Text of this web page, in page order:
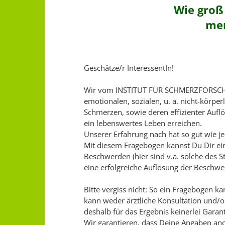
Wie
Geschätze/r InteressentIn!
Wir vom INSTITUT FÜR
emotionalen, sozialen, u. a. nicht-
Schmerzen, sowie deren effizienter
ein lebenswertes Leben erreichen.
Unserer Erfahrung nach hat so gut wie
Mit diesem Fragebogen kannst Du Dir
Beschwerden (hier sind v.a. solche des
eine erfolgreiche Auflösung der
Bitte vergiss nicht: So ein Fragebogen
kann weder ärztliche Konsultation und/
deshalb für das Ergebnis keinerlei
Wir garantieren, dass Deine Angaben